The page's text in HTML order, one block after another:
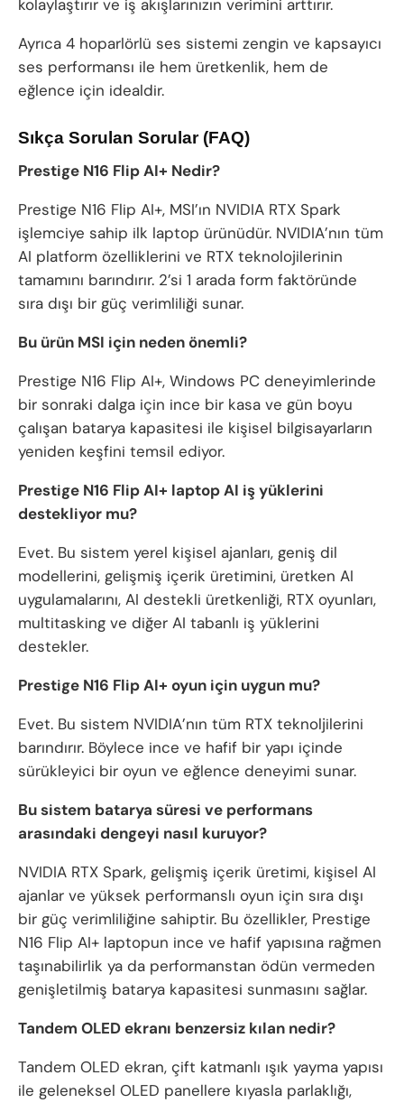
kolaylaştırır ve iş akışlarınızın verimini arttırır.
Ayrıca 4 hoparlörlü ses sistemi zengin ve kapsayıcı
ses performansı ile hem üretkenlik, hem de
eğlence için idealdir.
Sıkça Sorulan Sorular (FAQ)
Prestige N16 Flip AI+ Nedir?
Prestige N16 Flip AI+, MSI’ın NVIDIA RTX Spark
işlemciye sahip ilk laptop ürünüdür. NVIDIA’nın tüm
AI platform özelliklerini ve RTX teknolojilerinin
tamamını barındırır. 2’si 1 arada form faktöründe
sıra dışı bir güç verimliliği sunar.
Bu ürün MSI için neden önemli?
Prestige N16 Flip AI+, Windows PC deneyimlerinde
bir sonraki dalga için ince bir kasa ve gün boyu
çalışan batarya kapasitesi ile kişisel bilgisayarların
yeniden keşfini temsil ediyor.
Prestige N16 Flip AI+ laptop AI iş yüklerini
destekliyor mu?
Evet. Bu sistem yerel kişisel ajanları, geniş dil
modellerini, gelişmiş içerik üretimini, üretken AI
uygulamalarını, AI destekli üretkenliği, RTX oyunları,
multitasking ve diğer AI tabanlı iş yüklerini
destekler.
Prestige N16 Flip AI+ oyun için uygun mu?
Evet. Bu sistem NVIDIA’nın tüm RTX teknoljilerini
barındırır. Böylece ince ve hafif bir yapı içinde
sürükleyici bir oyun ve eğlence deneyimi sunar.
Bu sistem batarya süresi ve performans
arasındaki dengeyi nasıl kuruyor?
NVIDIA RTX Spark, gelişmiş içerik üretimi, kişisel AI
ajanlar ve yüksek performanslı oyun için sıra dışı
bir güç verimliliğine sahiptir. Bu özellikler, Prestige
N16 Flip AI+ laptopun ince ve hafif yapısına rağmen
taşınabilirlik ya da performanstan ödün vermeden
genişletilmiş batarya kapasitesi sunmasını sağlar.
Tandem OLED ekranı benzersiz kılan nedir?
Tandem OLED ekran, çift katmanlı ışık yayma yapısı
ile geleneksel OLED panellere kıyasla parlaklığı,